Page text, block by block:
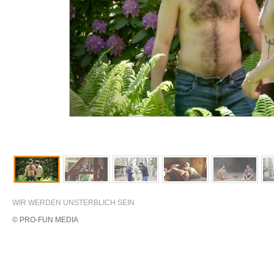
WIR WERDEN UNSTERBLICH SEIN
© PRO-FUN MEDIA